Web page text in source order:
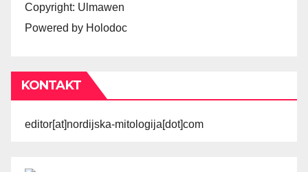
Copyright: Ulmawen
Powered by Holodoc
KONTAKT
editor[at]nordijska-mitologija[dot]com